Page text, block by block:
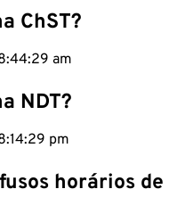
ChST?
am
NDT?
pm
horários de